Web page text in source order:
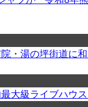
・湯の坪街道に
大級ライブハウ